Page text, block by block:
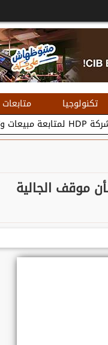
تكنولوجيا متابعات
موقف الجالية